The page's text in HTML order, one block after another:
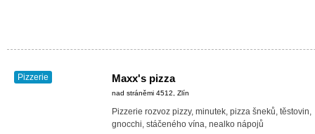
Pizzerie Maxx's pizza
nad stráněmi 4512, Zlín
Pizzerie rozvoz pizzy, minutek, pizza šneků, těstovin,
gnocchi, stáčeného vína, nealko nápojů